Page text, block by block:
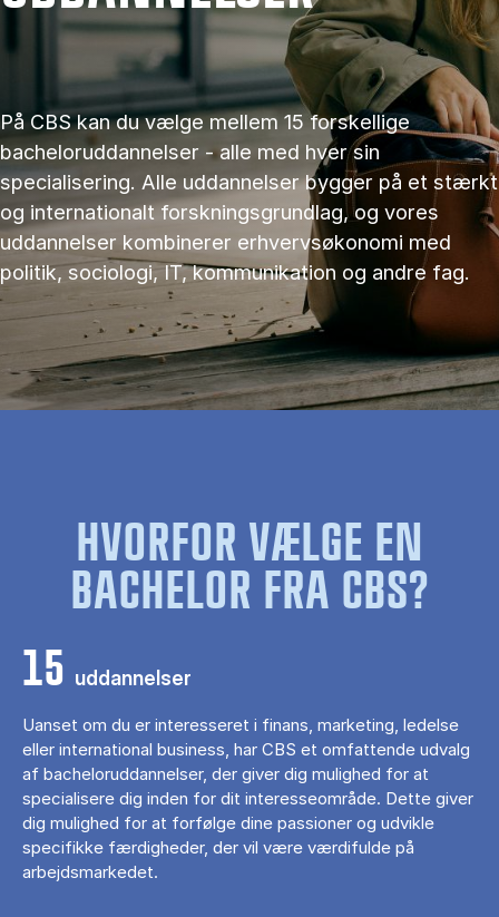
På CBS kan du vælge mellem 15 forskellige
bacheloruddannelser - alle med hver sin
specialisering. Alle uddannelser bygger på et stærkt
og internationalt forskningsgrundlag, og vores
uddannelser kombinerer erhvervsøkonomi med
politik, sociologi, IT, kommunikation og andre fag.
HVORFOR VÆLGE EN
BACHELOR FRA CBS?
15 uddannelser
Uanset om du er interesseret i finans, marketing, ledelse
eller international business, har CBS et omfattende udvalg
af bacheloruddannelser, der giver dig mulighed for at
specialisere dig inden for dit interesseområde. Dette giver
dig mulighed for at forfølge dine passioner og udvikle
specifikke færdigheder, der vil være værdifulde på
arbejdsmarkedet.